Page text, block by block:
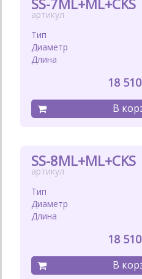
18 510
SS-8ML+ML+CKS
18 510